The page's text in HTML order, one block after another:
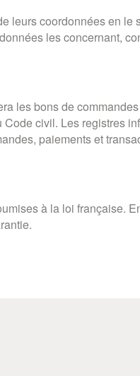
leurs coordonnées en
les concernant,
les bons de
civil. Les registres
paiements et
à la loi française.